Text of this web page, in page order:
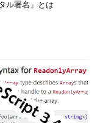
ル署名」とは